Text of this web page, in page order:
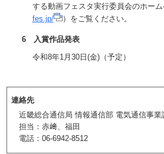
する動画フェスタ実行委員会のホーム
fes.jp/
）をご覧ください。
6 入賞作品発表
令和8年1月30日(金)（予定）
連絡先
近畿総合通信局 情報通信部 電気通信事業
担当：赤﨑、福田
電話：06-6942-8512